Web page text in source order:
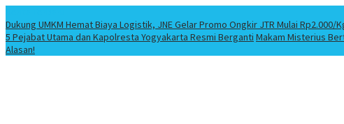
Dukung UMKM Hemat Biaya Logistik, JNE Gelar Promo Ongkir JTR Mulai Rp2.000/
5 Pejabat Utama dan Kapolresta Yogyakarta Resmi Berganti Makam Misterius
Alasan!